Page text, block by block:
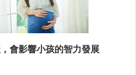
會影響小孩的智力發展